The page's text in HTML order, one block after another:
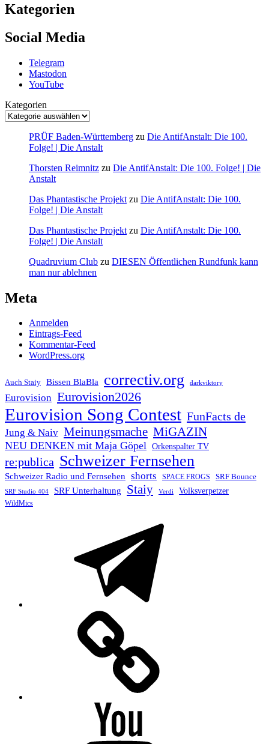
Kategorien
Social Media
Telegram
Mastodon
YouTube
Kategorien
PRÜF Baden-Württemberg zu Die AntifAnstalt: Die 100.
Folge! | Die Anstalt
Thorsten Reimnitz zu Die AntifAnstalt: Die 100. Folge! | Die
Anstalt
Das Phantastische Projekt zu Die AntifAnstalt: Die 100.
Folge! | Die Anstalt
Das Phantastische Projekt zu Die AntifAnstalt: Die 100.
Folge! | Die Anstalt
Quadruvium Club zu DIESEN Öffentlichen Rundfunk kann
man nur ablehnen
Meta
Anmelden
Eintrags-Feed
Kommentar-Feed
WordPress.org
Auch Staiy Bissen BlaBla correctiv.org darkviktory
Eurovision Eurovision2026
Eurovision Song Contest FunFacts de
Jung & Naiv Meinungsmache MiGAZIN
NEU DENKEN mit Maja Göpel Orkenspalter TV
re:publica Schweizer Fernsehen
Schweizer Radio und Fernsehen shorts SPACE FROGS SRF Bounce
SRF Studio 404 SRF Unterhaltung Staiy Verdi Volksverpetzer
WildMics